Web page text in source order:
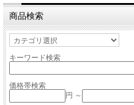
商品検索
キーワード検索
価格帯検索
円 ～